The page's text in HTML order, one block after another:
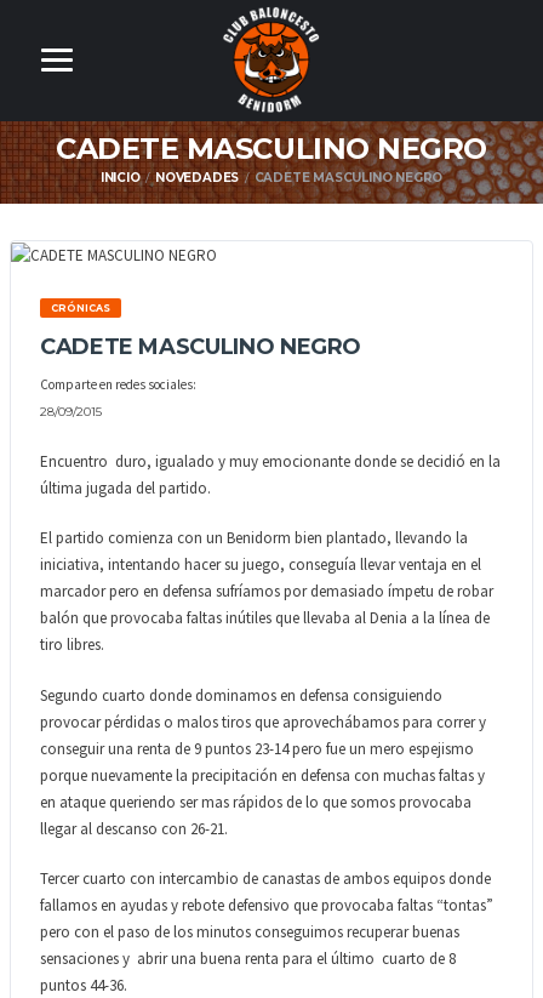
CADETE MASCULINO NEGRO
INICIO NOVEDADES CADETE MASCULINO NEGRO
CRÓNICAS
CADETE MASCULINO NEGRO
Comparte en redes sociales:
28/09/2015
Encuentro duro, igualado y muy emocionante donde se decidió en la
última jugada del partido.
El partido comienza con un Benidorm bien plantado, llevando la
iniciativa, intentando hacer su juego, conseguía llevar ventaja en el
marcador pero en defensa sufríamos por demasiado ímpetu de robar
balón que provocaba faltas inútiles que llevaba al Denia a la línea de
tiro libres.
Segundo cuarto donde dominamos en defensa consiguiendo
provocar pérdidas o malos tiros que aprovechábamos para correr y
conseguir una renta de 9 puntos 23-14 pero fue un mero espejismo
porque nuevamente la precipitación en defensa con muchas faltas y
en ataque queriendo ser mas rápidos de lo que somos provocaba
llegar al descanso con 26-21.
Tercer cuarto con intercambio de canastas de ambos equipos donde
fallamos en ayudas y rebote defensivo que provocaba faltas “tontas”
pero con el paso de los minutos conseguimos recuperar buenas
sensaciones y abrir una buena renta para el último cuarto de 8
puntos 44-36.